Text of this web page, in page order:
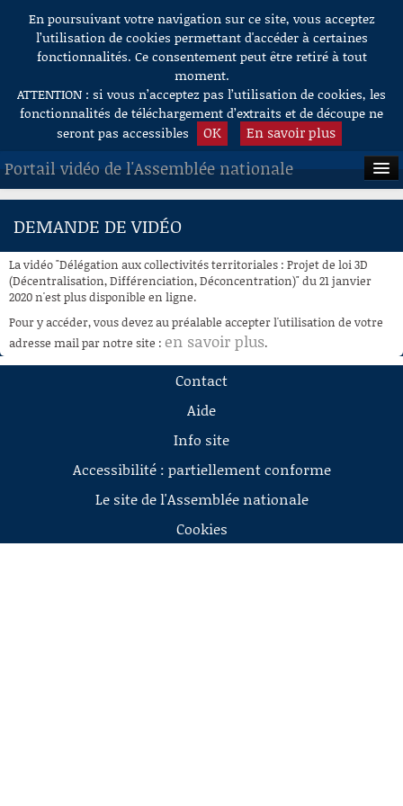
Aller au contenu
En poursuivant votre navigation sur ce site, vous acceptez
l’utilisation de cookies permettant d'accéder à certaines
fonctionnalités. Ce consentement peut être retiré à tout
moment.
ATTENTION : si vous n’acceptez pas l’utilisation de cookies, les
fonctionnalités de téléchargement d’extraits et de découpe ne
seront pas accessibles
OK En savoir plus
Portail vidéo de l'Assemblée nationale
ACCUEIL
À LA DEMANDE
RECHERCHE
AIDE À LA DÉCOUPE
DE VIDÉOS
DEMANDE DE VIDÉO
La vidéo "Délégation aux collectivités territoriales : Projet de loi 3D
(Décentralisation, Différenciation, Déconcentration)" du 21 janvier
2020 n'est plus disponible en ligne.
Pour y accéder, vous devez au préalable accepter l'utilisation de votre
adresse mail par notre site : en savoir plus.
Contact
Aide
Info site
Accessibilité : partiellement conforme
Le site de l'Assemblée nationale
Cookies